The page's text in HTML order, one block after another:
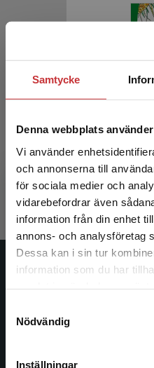
Samtycke
Denna webbplats
Vi använder
och annonserna till
för sociala medier och
vidarebefordrar även
information från din enhet
annons- och analysföretag
Dessa kan i sin tur
information som du har
Nödvändig
Inställningar
Begränsad
Det verkar som att du
studentlitteratur.se via
Vi erbjuder inte
att kunna slutföra ett
Auno, Ulrika
394 kr inkl.
Exkl. moms:
Studentlitteratur
Studentlitteratur
ledande utbildningsförlag.
informationstjänster i